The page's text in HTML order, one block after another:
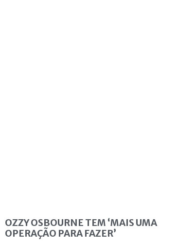
OZZY OSBOURNE TEM ‘MAIS UMA
OPERAÇÃO PARA FAZER’